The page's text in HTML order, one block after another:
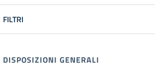
FILTRI
DISPOSIZIONI GENERALI